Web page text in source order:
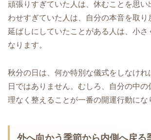
頑張りすぎていた人は、休むことを思い
わせすぎていた人は、自分の本音を取り
延ばしにしていたことがある人は、小さ
なります。
秋分の日は、何か特別な儀式をしなけれ
日ではありません。むしろ、自分の中
理なく整えることが一番の開運行動にな
外へ向かう季節から内側へ戻る